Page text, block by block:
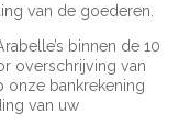
van de goederen.
binnen de 10
overschrijving van
onze bankrekening
van uw